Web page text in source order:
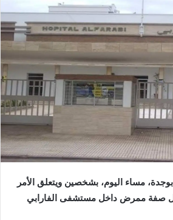
مساء اليوم، بشخصين ويتعلق الأمر
صفة ممرض داخل مستشفى الفارابي